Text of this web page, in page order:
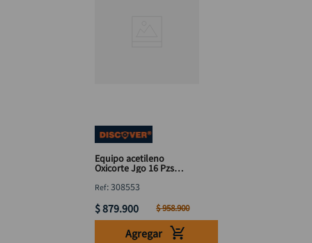
Equipo acetileno
Oxicorte Jgo 16 Pzs
:308553
$879.900 $958.900
Agregar